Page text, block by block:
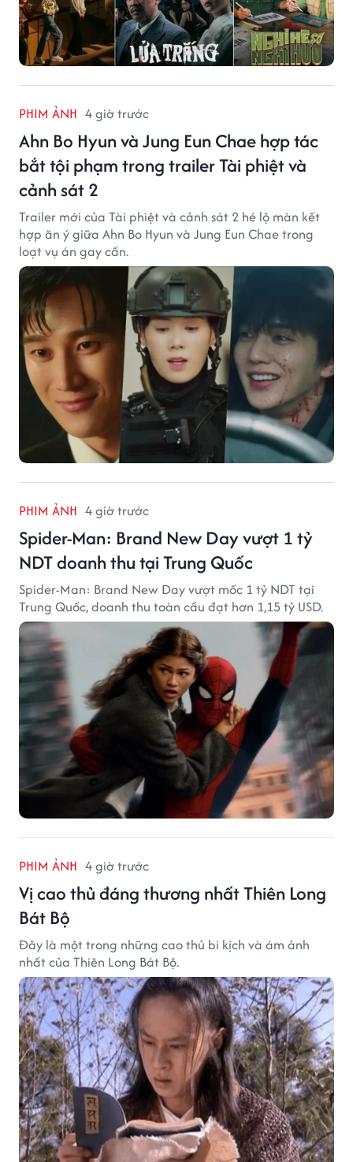
PHIM ẢNH 4 giờ trước
Ahn Bo Hyun và Jung Eun Chae hợp tác
bắt tội phạm trong trailer Tài phiệt và
cảnh sát 2
Trailer mới của Tài phiệt và cảnh sát 2 hé lộ màn kết
hợp ăn ý giữa Ahn Bo Hyun và Jung Eun Chae trong
loạt vụ án gay cấn.
PHIM ẢNH 4 giờ trước
Spider-Man: Brand New Day vượt 1 tỷ
NDT doanh thu tại Trung Quốc
Spider-Man: Brand New Day vượt mốc 1 tỷ NDT tại
Trung Quốc, doanh thu toàn cầu đạt hơn 1,15 tỷ USD.
PHIM ẢNH 4 giờ trước
Vị cao thủ đáng thương nhất Thiên Long
Bát Bộ
Đây là một trong những cao thủ bi kịch và ám ảnh
nhất của Thiên Long Bát Bộ.